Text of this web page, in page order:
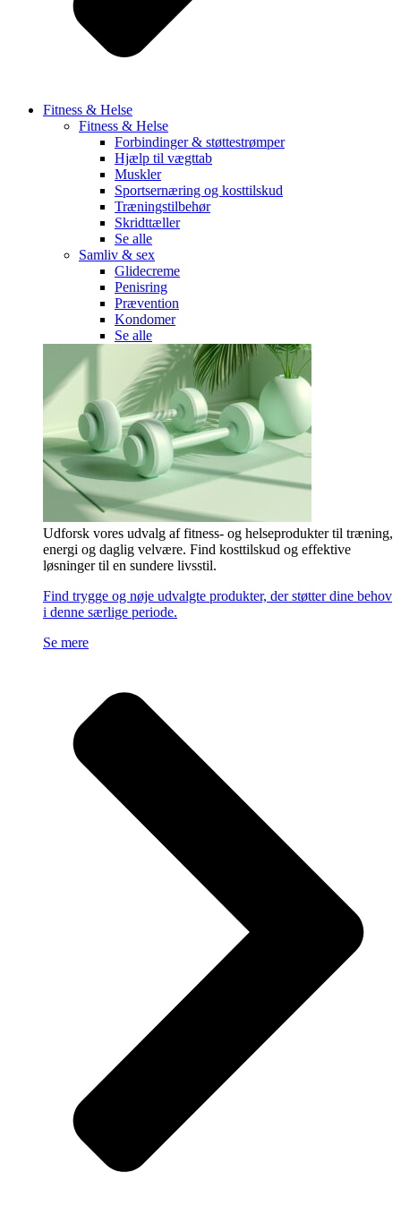
Fitness & Helse
Fitness & Helse
Forbindinger & støttestrømper
Hjælp til vægttab
Muskler
Sportsernæring og kosttilskud
Træningstilbehør
Skridttæller
Se alle
Samliv & sex
Glidecreme
Penisring
Prævention
Kondomer
Se alle
Udforsk vores udvalg af fitness- og helseprodukter til træning,
energi og daglig velvære. Find kosttilskud og effektive
løsninger til en sundere livsstil.
Find trygge og nøje udvalgte produkter, der støtter dine behov
i denne særlige periode.
Se mere